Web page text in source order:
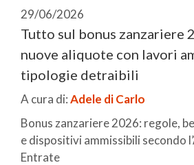
29/06/2026
Tutto sul bonus zanzariere
nuove aliquote con lavori
tipologie detraibili
A cura di:Adele di Carlo
Bonus zanzariere 2026: regole,
e dispositivi ammissibili secondo
Entrate